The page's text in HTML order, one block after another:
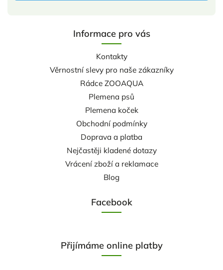
Informace pro vás
Kontakty
Věrnostní slevy pro naše zákazníky
Rádce ZOOAQUA
Plemena psů
Plemena koček
Obchodní podmínky
Doprava a platba
Nejčastěji kladené dotazy
Vrácení zboží a reklamace
Blog
Facebook
Přijímáme online platby